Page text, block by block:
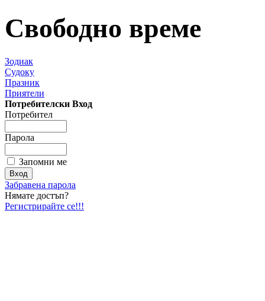
Свободно време
Зодиак
Судоку
Празник
Приятели
Потребителски Вход
Потребител
Парола
Запомни ме
Забравена парола
Нямате достъп?
Регистрирайте се!!!